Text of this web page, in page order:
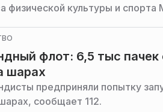
физической культуры и спорта
флот: 6,5 тыс пачек
шарах
предприняли попытку
сообщает 112.